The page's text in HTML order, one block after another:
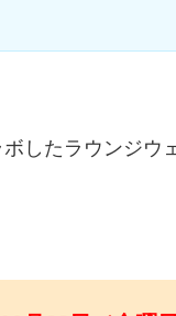
したラウンジ